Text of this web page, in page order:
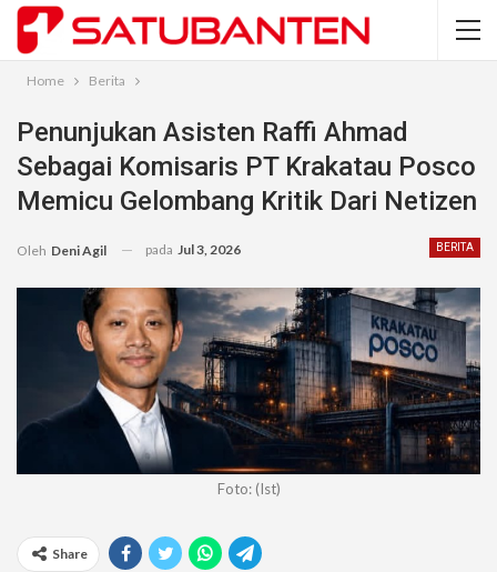
Home Berita
Penunjukan Asisten Raffi Ahmad
Sebagai Komisaris PT Krakatau Posco
Memicu Gelombang Kritik Dari Netizen
BERITA
Oleh Deni Agil pada Jul 3, 2026
Foto: (Ist)
Share